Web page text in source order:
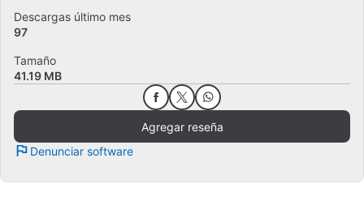
Descargas último mes
97
Tamaño
41.19 MB
Agregar reseña
Denunciar software